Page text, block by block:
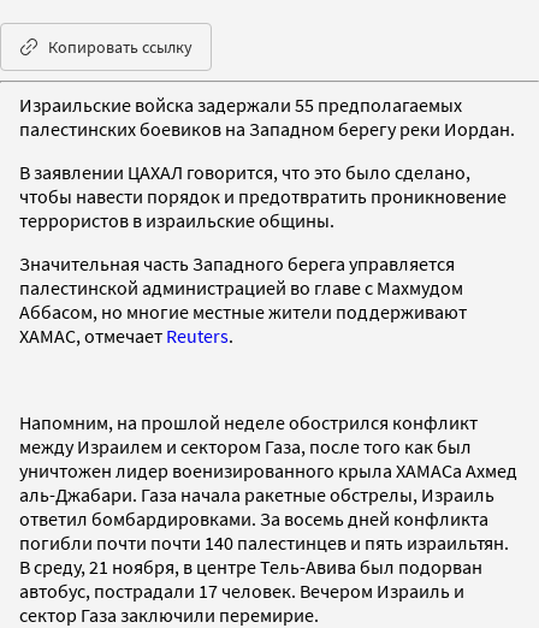
Копировать ссылку
Израильские войска задержали 55 предполагаемых
палестинских боевиков на Западном берегу реки Иордан.
В заявлении ЦАХАЛ говорится, что это было сделано,
чтобы навести порядок и предотвратить проникновение
террористов в израильские общины.
Значительная часть Западного берега управляется
палестинской администрацией во главе с Махмудом
Аббасом, но многие местные жители поддерживают
ХАМАС, отмечает Reuters.
Напомним, на прошлой неделе обострился конфликт
между Израилем и сектором Газа, после того как был
уничтожен лидер военизированного крыла ХАМАСа Ахмед
аль-Джабари. Газа начала ракетные обстрелы, Израиль
ответил бомбардировками. За восемь дней конфликта
погибли почти почти 140 палестинцев и пять израильтян.
В среду, 21 ноября, в центре Тель-Авива был подорван
автобус, пострадали 17 человек. Вечером Израиль и
сектор Газа заключили перемирие.